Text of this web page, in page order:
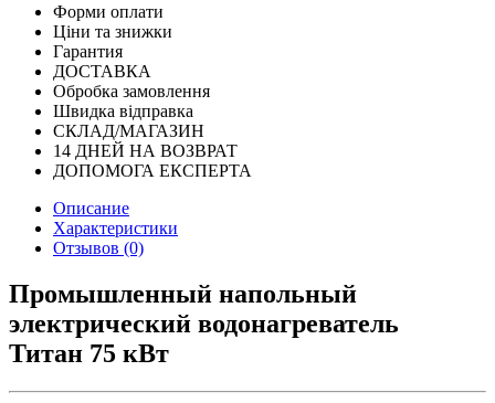
Форми оплати
Ціни та знижки
Гарантия
ДОСТАВКА
Обробка замовлення
Швидка відправка
СКЛАД/МАГАЗИН
14 ДНЕЙ НА ВОЗВРАТ
ДОПОМОГА ЕКСПЕРТА
Описание
Характеристики
Отзывов (0)
Промышленный напольный
электрический водонагреватель
Титан 75 кВт